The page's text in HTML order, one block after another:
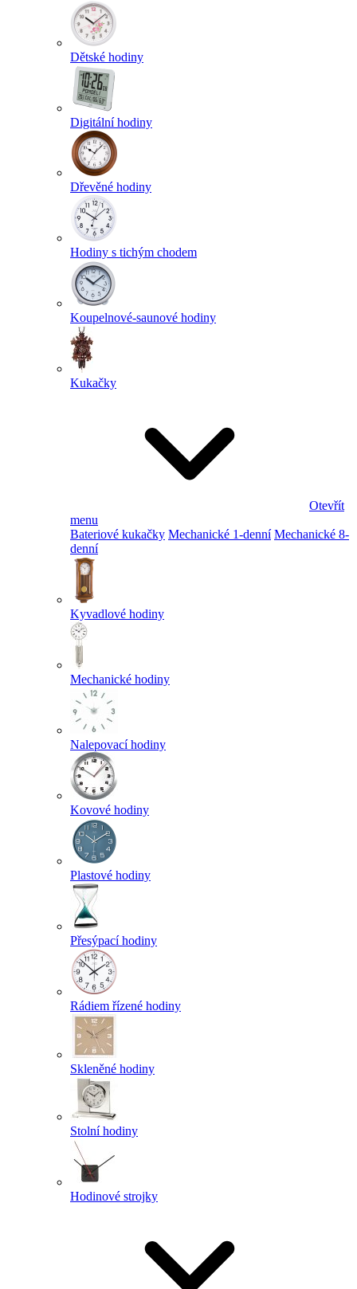
Dětské hodiny
Digitální hodiny
Dřevěné hodiny
Hodiny s tichým chodem
Koupelnové-saunové hodiny
Kukačky
Otevřít
menu
Bateriové kukačky Mechanické 1-denní Mechanické 8-
denní
Kyvadlové hodiny
Mechanické hodiny
Nalepovací hodiny
Kovové hodiny
Plastové hodiny
Přesýpací hodiny
Rádiem řízené hodiny
Skleněné hodiny
Stolní hodiny
Hodinové strojky